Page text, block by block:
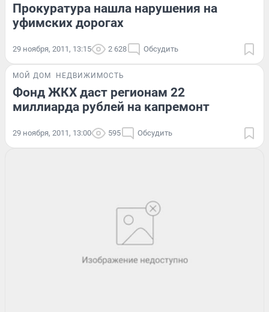
Прокуратура нашла нарушения на
уфимских дорогах
29 ноября, 2011, 13:15 2 628 Обсудить
МОЙ ДОМ НЕДВИЖИМОСТЬ
Фонд ЖКХ даст регионам 22
миллиарда рублей на капремонт
29 ноября, 2011, 13:00 595 Обсудить